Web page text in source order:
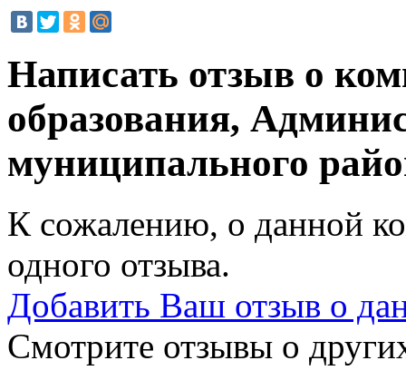
Написать отзыв о
образования,
муниципального
К сожалению, о данной
одного отзыва.
Добавить Ваш отзыв о
Смотрите отзывы о